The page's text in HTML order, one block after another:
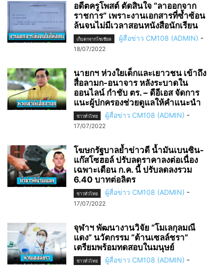
อดีตครูโพสต์ ตัดสินใจ “ลาออกจาก
ราชการ” เพราะงานเอกสารที่ซ้ำซ้อน
ล้นจนไม่มีเวลาสอนหนังสือนักเรียน
เก็บตกจากโซเชียล ผู้สื่อข่าว CM108 (ADMIN) -
18/07/2022
นายกฯ ห่วงใยเด็กและเยาวชน เข้าถึง
สื่อลามก-อนาจาร หลังระบาดใน
ออนไลน์ กำชับ ตร. – ดีอีเอส จัดการ
แนะผู้ปกครองช่วยดูแลให้คำแนะนำ
ข่าวทั่วไทย ผู้สื่อข่าว CM108 (ADMIN) -
17/07/2022
โฆษกรัฐบาลย้ำข่าวดี น้ำมันเบนซิน-
แก๊สโซฮอล์ ปรับลดราคาลงต่อเนื่อง
เฉพาะเดือน ก.ค. นี้ ปรับลดลงรวม
6.40 บาทต่อลิตร
ข่าวทั่วไทย ผู้สื่อข่าว CM108 (ADMIN) -
17/07/2022
จุฬาฯ พัฒนางานวิจัย “โมเลกุลมณี
แดง” นวัตกรรม “ต้านเซลล์ชรา”
เตรียมพร้อมทดสอบในมนุษย์
ข่าวทั่วไทย ผู้สื่อข่าว CM108 (ADMIN) -